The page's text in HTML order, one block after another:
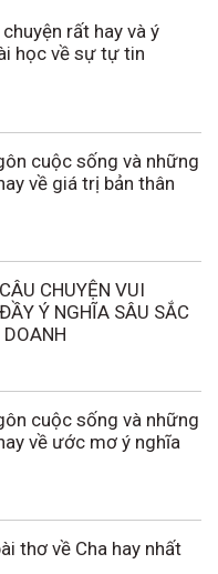
rất hay và ý
học về sự tự tin
cuộc sống và những
về giá trị bản thân
CHUYỆN VUI
Ý NGHĨA SÂU SẮC
cuộc sống và những
về ước mơ ý nghĩa
thơ về Cha hay nhất